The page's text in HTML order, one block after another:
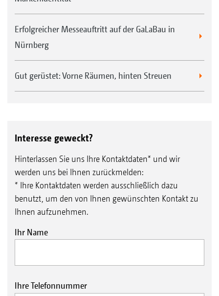
Gebrauchtmaschine
Erfolgreicher Messeauftritt auf der GaLaBau in
Nürnberg
Gut gerüstet: Vorne Räumen, hinten Streuen
Interesse geweckt?
Hinterlassen Sie uns Ihre Kontaktdaten* und wir
werden uns bei Ihnen zurückmelden:
* Ihre Kontaktdaten werden ausschließlich dazu
benutzt, um den von Ihnen gewünschten Kontakt zu
Ihnen aufzunehmen.
Ihr Name
Ihre Telefonnummer